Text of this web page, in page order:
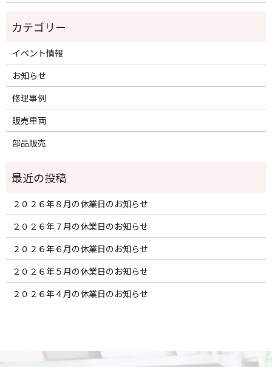
イベント情報
お知らせ
修理事例
販売車両
部品販売
２０２６年８月の休業日のお知らせ
２０２６年７月の休業日のお知らせ
２０２６年６月の休業日のお知らせ
２０２６年５月の休業日のお知らせ
２０２６年４月の休業日のお知らせ